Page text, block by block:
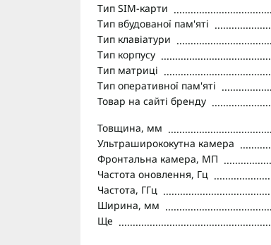
Тип SIM-карти
Тип вбудованої пам'яті
Тип клавіатури
Тип корпусу
Тип матриці
Тип оперативної пам'яті
Товар на сайті бренду
Товщина, мм
Ультраширококутна камера
Фронтальна камера, МП
Частота оновлення, Гц
Частота, ГГц
Ширина, мм
Ще